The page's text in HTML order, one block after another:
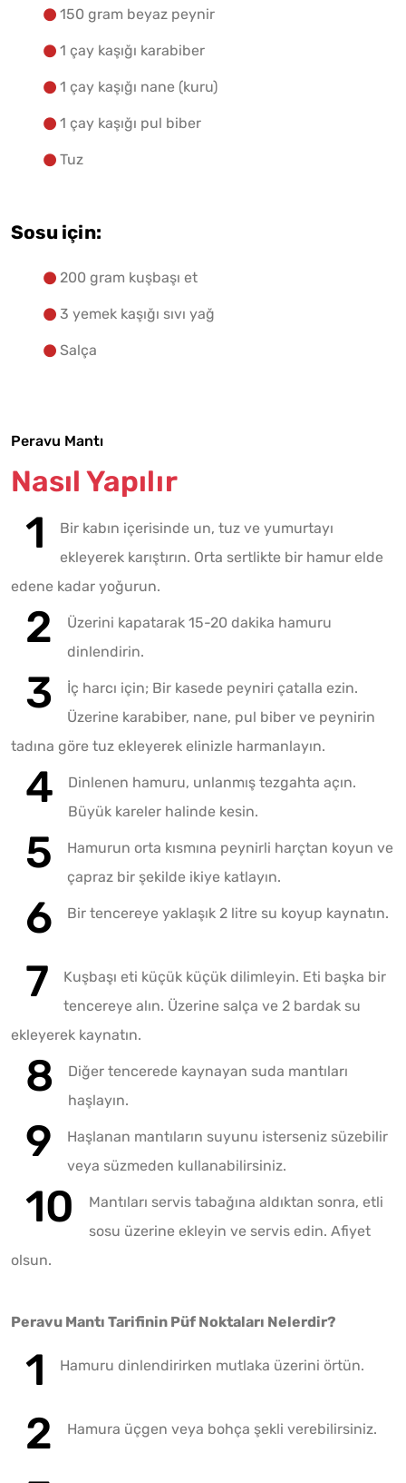
150 gram beyaz peynir
1 çay kaşığı karabiber
1 çay kaşığı nane (kuru)
1 çay kaşığı pul biber
Tuz
Sosu için:
200 gram kuşbaşı et
3 yemek kaşığı sıvı yağ
Salça
Peravu Mantı
Nasıl Yapılır
Bir kabın içerisinde un, tuz ve yumurtayı
ekleyerek karıştırın. Orta sertlikte bir hamur elde
edene kadar yoğurun.
Üzerini kapatarak 15-20 dakika hamuru
dinlendirin.
İç harcı için; Bir kasede peyniri çatalla ezin.
Üzerine karabiber, nane, pul biber ve peynirin
tadına göre tuz ekleyerek elinizle harmanlayın.
Dinlenen hamuru, unlanmış tezgahta açın.
Büyük kareler halinde kesin.
Hamurun orta kısmına peynirli harçtan koyun ve
çapraz bir şekilde ikiye katlayın.
Bir tencereye yaklaşık 2 litre su koyup kaynatın.
Kuşbaşı eti küçük küçük dilimleyin. Eti başka bir
tencereye alın. Üzerine salça ve 2 bardak su
ekleyerek kaynatın.
Diğer tencerede kaynayan suda mantıları
haşlayın.
Haşlanan mantıların suyunu isterseniz süzebilir
veya süzmeden kullanabilirsiniz.
Mantıları servis tabağına aldıktan sonra, etli
sosu üzerine ekleyin ve servis edin. Afiyet
olsun.
Peravu Mantı Tarifinin Püf Noktaları Nelerdir?
Hamuru dinlendirirken mutlaka üzerini örtün.
Hamura üçgen veya bohça şekli verebilirsiniz.